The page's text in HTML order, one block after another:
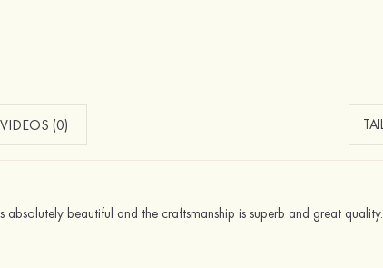
(0)
absolutely beautiful and the craftsmanship is superb and great quality.